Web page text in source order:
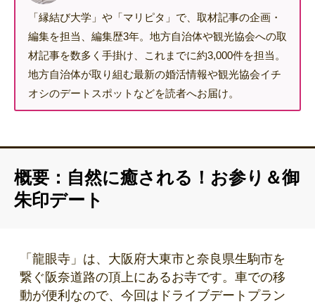
「縁結び大学」や「マリピタ」で、取材記事の企画・
編集を担当、編集歴3年。地方自治体や観光協会への取
材記事を数多く手掛け、これまでに約3,000件を担当。
地方自治体が取り組む最新の婚活情報や観光協会イチ
オシのデートスポットなどを読者へお届け。
概要：自然に癒される！お参り＆御
朱印デート
「龍眼寺」は、大阪府大東市と奈良県生駒市を
繋ぐ阪奈道路の頂上にあるお寺です。車での移
動が便利なので、今回はドライブデートプラン